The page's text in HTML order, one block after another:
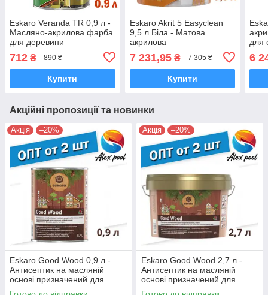
Eskaro Veranda TR 0,9 л -
Масляно-акрилова фарба
для деревини
712 ₴ 890 ₴
Купити
Eskaro Akrit 5 Easyclean
9,5 л Біла - Mатова
акрилова
водорозріджувана фарба
7 231,95₴ 7 305 ₴
Купити
для
6
Акційні пропозиції та новинки
Акція –20%
Eskaro Good Wood 0,9 л -
Антисептик на масляній
основі призначений для
дерев'яних фасадів і зрубів
Акція –20%
Eskaro Good Wood 2,7 л -
Антисептик на масляній
основі призначений для
дерев'яних фасадів і зрубів